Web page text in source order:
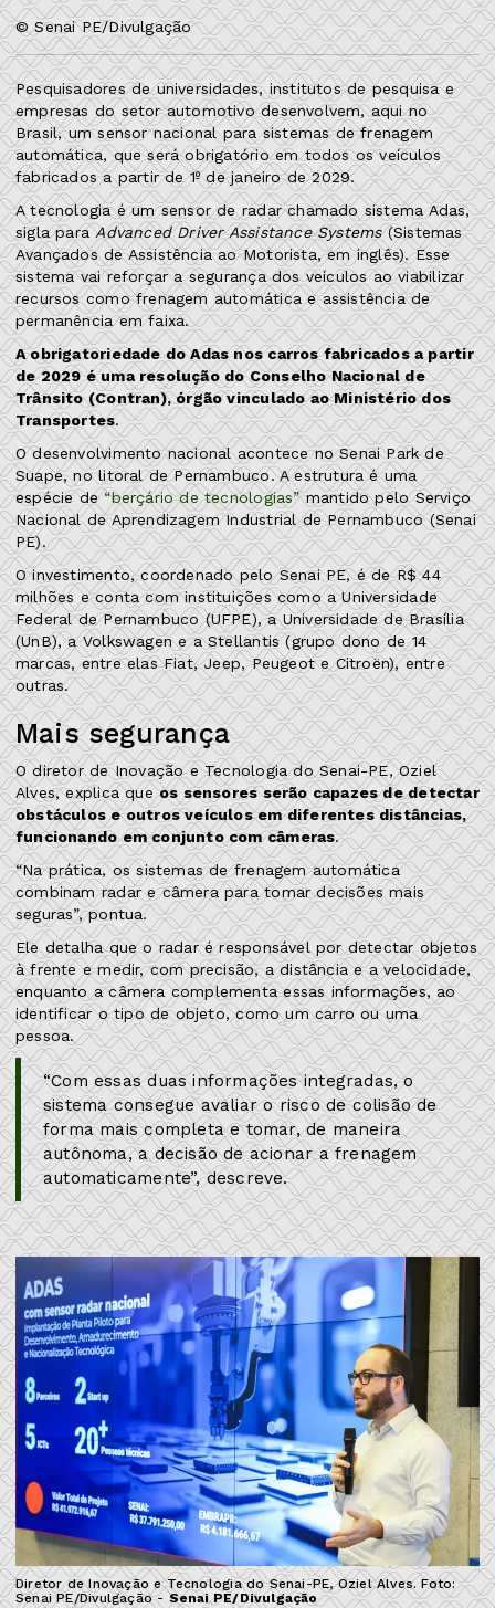
© Senai PE/Divulgação
Pesquisadores de universidades, institutos de pesquisa e
empresas do setor automotivo desenvolvem, aqui no
Brasil, um sensor nacional para sistemas de frenagem
automática, que será obrigatório em todos os veículos
fabricados a partir de 1º de janeiro de 2029.
A tecnologia é um sensor de radar chamado sistema Adas,
sigla paraAdvanced Driver Assistance Systems(Sistemas
Avançados de Assistência ao Motorista, em inglês). Esse
sistema vai reforçar a segurança dos veículos ao viabilizar
recursos como frenagem automática e assistência de
permanência em faixa.
A obrigatoriedade do Adas nos carros fabricados a partir
de 2029 é uma resolução do Conselho Nacional de
Trânsito (Contran), órgão vinculado ao Ministério dos
Transportes.
O desenvolvimento nacional acontece no Senai Park de
Suape, no litoral de Pernambuco. A estrutura é uma
espécie de“berçário de tecnologias”mantido pelo Serviço
Nacional de Aprendizagem Industrial de Pernambuco (Senai
PE).
O investimento, coordenado pelo Senai PE, é de R$ 44
milhões e conta com instituições como a Universidade
Federal de Pernambuco (UFPE), a Universidade de Brasília
(UnB), a Volkswagen e a Stellantis (grupo dono de 14
marcas, entre elas Fiat, Jeep, Peugeot e Citroën), entre
outras.
Mais segurança
O diretor de Inovação e Tecnologia do Senai-PE, Oziel
Alves, explica queos sensores serão capazes de detectar
obstáculos e outros veículos em diferentes distâncias,
funcionando em conjunto com câmeras.
“Na prática, os sistemas de frenagem automática
combinam radar e câmera para tomar decisões mais
seguras”, pontua.
Ele detalha que o radar é responsável por detectar objetos
à frente e medir, com precisão, a distância e a velocidade,
enquanto a câmera complementa essas informações, ao
identificar o tipo de objeto, como um carro ou uma
pessoa.
“Com essas duas informações integradas, o
sistema consegue avaliar o risco de colisão de
forma mais completa e tomar, de maneira
autônoma, a decisão de acionar a frenagem
automaticamente”, descreve.
Diretor de Inovação e Tecnologia do Senai-PE, Oziel Alves. Foto:
Senai PE/Divulgação - Senai PE/Divulgação